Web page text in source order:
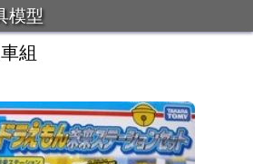
模型
組